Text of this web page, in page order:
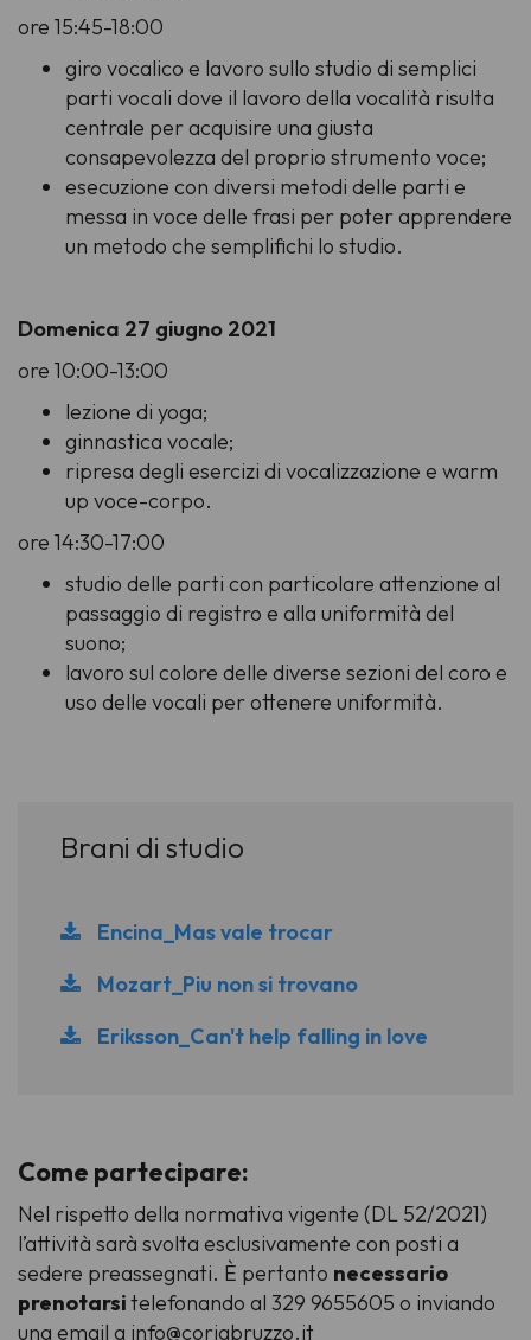
ore 15:45-18:00
giro vocalico e lavoro sullo studio di semplici
parti vocali dove il lavoro della vocalità risulta
centrale per acquisire una giusta
consapevolezza del proprio strumento voce;
esecuzione con diversi metodi delle parti e
messa in voce delle frasi per poter apprendere
un metodo che semplifichi lo studio.
Domenica 27 giugno 2021
ore 10:00-13:00
lezione di yoga;
ginnastica vocale;
ripresa degli esercizi di vocalizzazione e warm
up voce-corpo.
ore 14:30-17:00
studio delle parti con particolare attenzione al
passaggio di registro e alla uniformità del
suono;
lavoro sul colore delle diverse sezioni del coro e
uso delle vocali per ottenere uniformità.
Brani di studio
Encina_Mas vale trocar
Mozart_Piu non si trovano
Eriksson_Can't help falling in love
Come partecipare:
Nel rispetto della normativa vigente (DL 52/2021)
l’attività sarà svolta esclusivamente con posti a
sedere preassegnati. È pertanto necessario
prenotarsitelefonando al 329 9655605 o inviando
una email a info@coriabruzzo.it